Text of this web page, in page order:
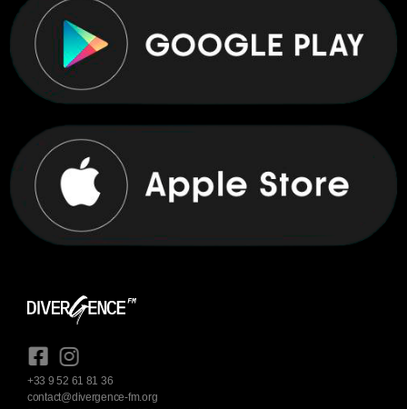
+33 9 52 61 81 36
contact@divergence-fm.org